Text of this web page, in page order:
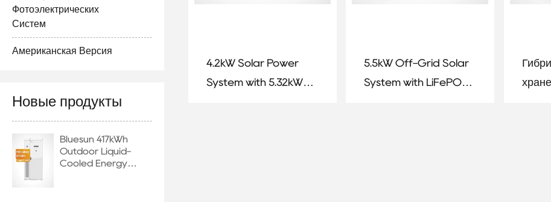
Фотоэлектрических
Систем
Американская Версия
Новые продукты
Bluesun 417kWh
Outdoor Liquid-
Cooled Energy
4.2kW Solar Power
System with 5.32kWh
5.5kW Off-Grid Solar
System with LiFePO4